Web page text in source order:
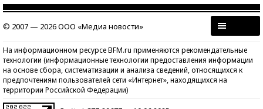
© 2007 — 2026 ООО «Медиа новости»
На информационном ресурсе BFM.ru применяются рекомендательные
технологии (информационные технологии предоставления информации
на основе сбора, систематизации и анализа сведений, относящихся к
предпочтениям пользователей сети «Интернет», находящихся на
территории Российской Федерации)